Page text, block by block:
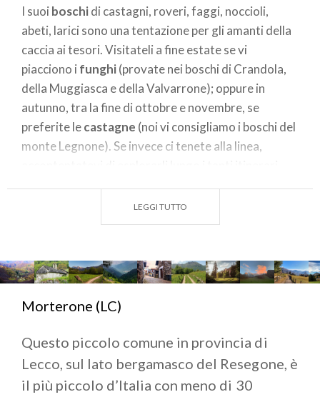
I suoi boschidi castagni, roveri, faggi, noccioli,
abeti, larici sono una tentazione per gli amanti della
caccia ai tesori. Visitateli a fine estate se vi
piacciono i funghi(provate nei boschi di Crandola,
della Muggiasca e della Valvarrone); oppure in
autunno, tra la fine di ottobre e novembre, se
preferite lecastagne (noi vi consigliamo i boschi del
monte Legnone). Se invece ci tenete alla linea,
appassionati di sport invernali, di passeggiate con le
Giumello, in Alta Valsassina; l’
vostra settimana bianca. Natura, tradizioni, sport e
cultura sono gli ingredienti per una gustosa
esperienza, a spasso per la Valsassina.
LEGGI TUTTO
Morterone (LC)
Questo piccolo comune in provincia di
Lecco, sul lato bergamasco del Resegone, è
il più piccolo d’Italia con meno di 30